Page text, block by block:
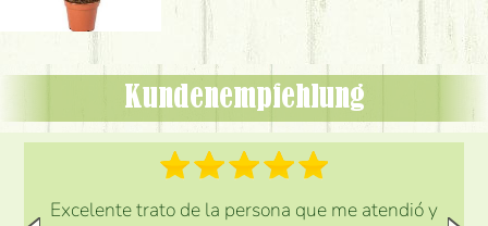
Kundenempfehlung
Excelente trato de la persona que me atendió y